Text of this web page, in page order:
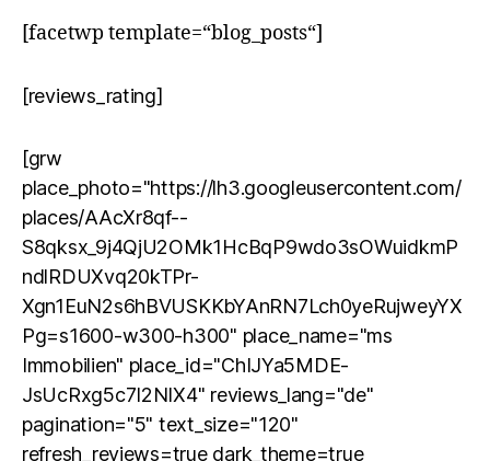
[facetwp template=“blog_posts“]
[reviews_rating]
[grw
place_photo="https://lh3.googleusercontent.com/
places/AAcXr8qf--
S8qksx_9j4QjU2OMk1HcBqP9wdo3sOWuidkmP
ndlRDUXvq20kTPr-
Xgn1EuN2s6hBVUSKKbYAnRN7Lch0yeRujweyYX
Pg=s1600-w300-h300" place_name="ms
Immobilien" place_id="ChIJYa5MDE-
JsUcRxg5c7I2NIX4" reviews_lang="de"
pagination="5" text_size="120"
refresh_reviews=true dark_theme=true